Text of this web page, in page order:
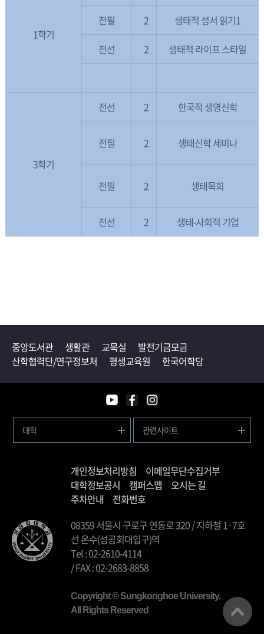
1학기
전필 2 생태적 성서 읽기1
전선 2 생태적 라이프 스타일
3학기
전선 2 한국적 생명신학
전필 2 생태신학 세미나
전필 2 생태목회
전선 2 생태-사회적 기업
중앙도서관 생활관 교목실
발전기금모금
산학협력단/연구정보처
평생교육원 한국어학당
대학 관련사이트
개인정보처리방침
이메일무단수집거부
대학정보공시
캠퍼스맵
오시는 길
주차안내
전화번호
08359 서울시 구로구 연동로 320 / 지하철 1·7호
선 온수(성공회대입구)역
Tel : 02-2610-4114
/ FAX : 02-2683-8858
Copyright © Sungkonghoe University.
All Rights Reserved